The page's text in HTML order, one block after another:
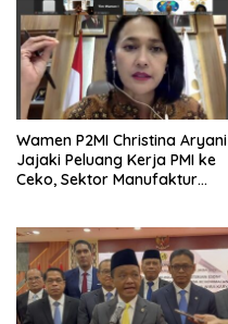
Wamen P2MI Christina Aryani
Jajaki Peluang Kerja PMI ke
Ceko, Sektor Manufaktur